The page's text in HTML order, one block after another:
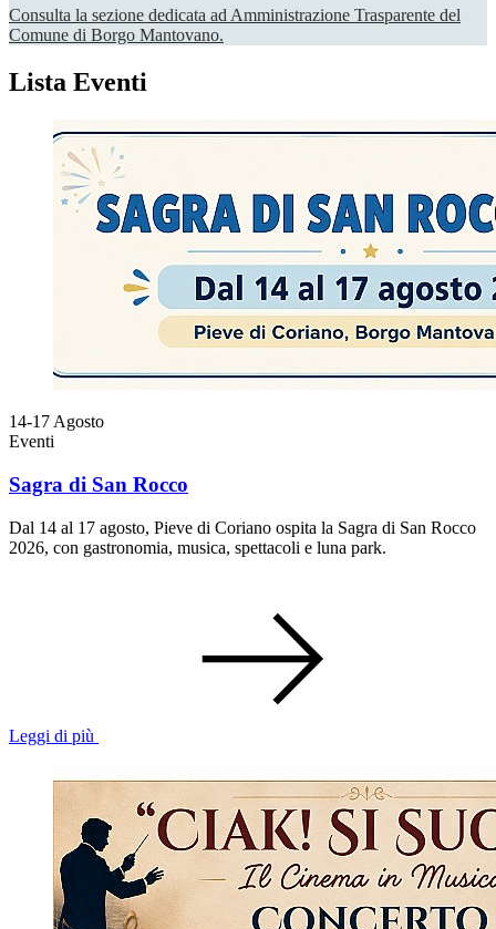
Consulta la sezione dedicata ad Amministrazione Trasparente del
Comune di Borgo Mantovano.
Lista Eventi
14-17 Agosto
Eventi
Sagra di San Rocco
Dal 14 al 17 agosto, Pieve di Coriano ospita la Sagra di San Rocco
2026, con gastronomia, musica, spettacoli e luna park.
Leggi di più